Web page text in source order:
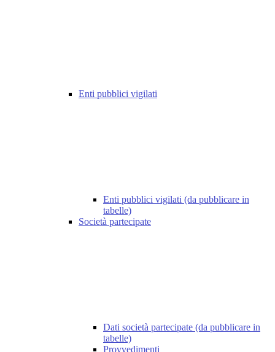
Enti pubblici vigilati
Enti pubblici vigilati (da pubblicare in
tabelle)
Società partecipate
Dati società partecipate (da pubblicare in
tabelle)
Provvedimenti